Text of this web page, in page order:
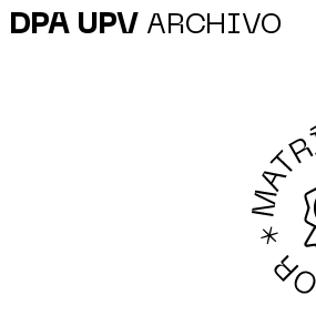
DPA UPV ARCHIVO